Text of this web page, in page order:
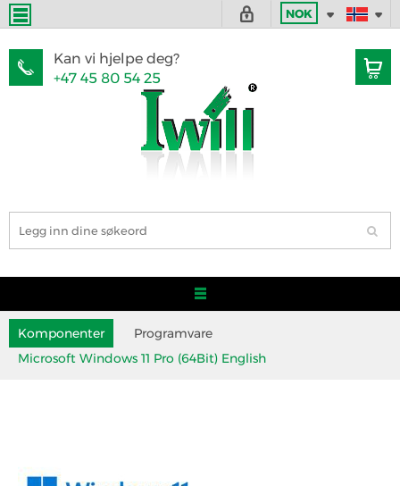
NOK
Kan vi hjelpe deg?
+47 45 80 54 25
Komponenter
Programvare
Microsoft Windows 11 Pro (64Bit) English